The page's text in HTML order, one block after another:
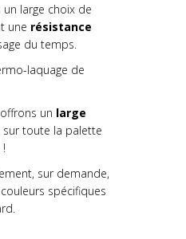
un large choix de
une résistance
du temps.
laquage de
un large
sur toute la palette
sur demande,
spécifiques